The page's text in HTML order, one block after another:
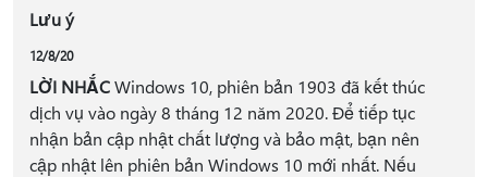
Lưu ý
12/8/20
LỜI NHẮCWindows 10, phiên bản 1903 đã kết thúc
dịch vụ vào ngày 8 tháng 12 năm 2020. Để tiếp tục
nhận bản cập nhật chất lượng và bảo mật, bạn nên
cập nhật lên phiên bản Windows 10 mới nhất. Nếu